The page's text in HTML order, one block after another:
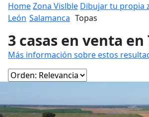
HomeZona Vislble Dibujar tu propia
León Salamanca Topas
3 casas en venta en
Más información sobre estos